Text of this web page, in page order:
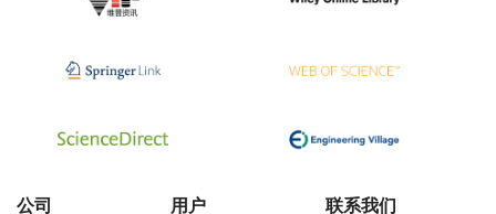
公司 用户 联系我们